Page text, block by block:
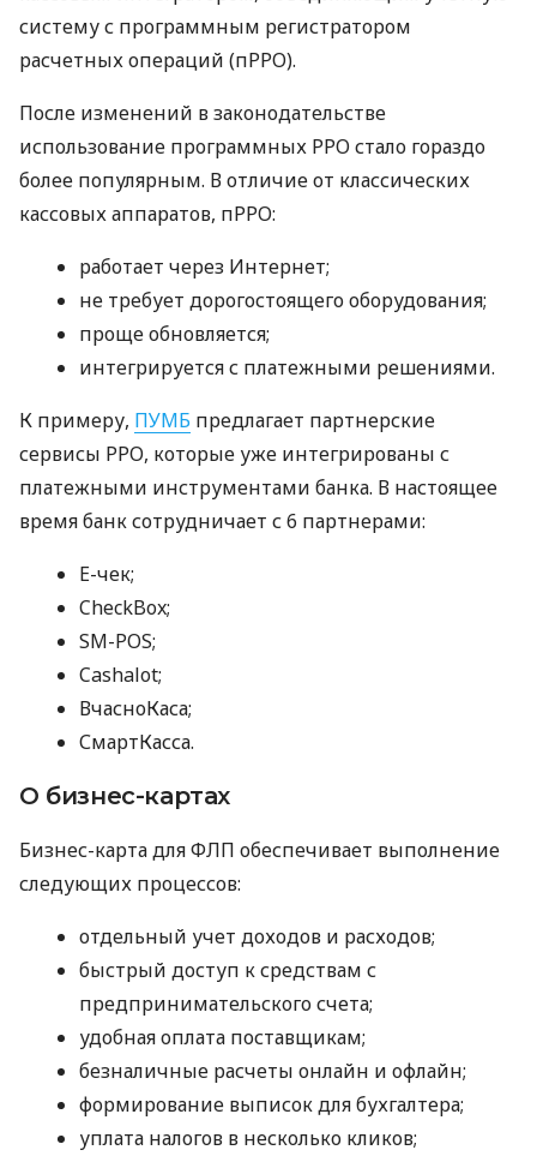
систему с программным регистратором
расчетных операций (пРРО).
После изменений в законодательстве
использование программных РРО стало гораздо
более популярным. В отличие от классических
кассовых аппаратов, пРРО:
работает через Интернет;
не требует дорогостоящего оборудования;
проще обновляется;
интегрируется с платежными решениями.
К примеру, ПУМБ предлагает партнерские
сервисы РРО, которые уже интегрированы с
платежными инструментами банка. В настоящее
время банк сотрудничает с 6 партнерами:
E-чек;
CheckBox;
SM-POS;
Cashalot;
ВчасноКаса;
СмартКасса.
О бизнес-картах
Бизнес-карта для ФЛП обеспечивает выполнение
следующих процессов:
отдельный учет доходов и расходов;
быстрый доступ к средствам с
предпринимательского счета;
удобная оплата поставщикам;
безналичные расчеты онлайн и офлайн;
формирование выписок для бухгалтера;
уплата налогов в несколько кликов;